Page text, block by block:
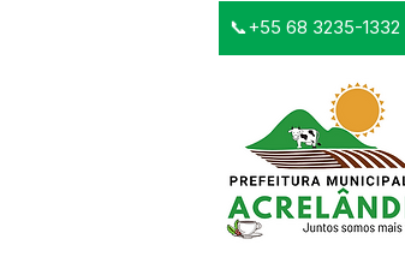
📞+55 68 3235-1332